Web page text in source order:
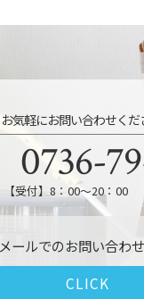
お気軽にお問い合わせくだ
0736-
【受付】8：00～20：00
メールでのお問い合わ
CLICK